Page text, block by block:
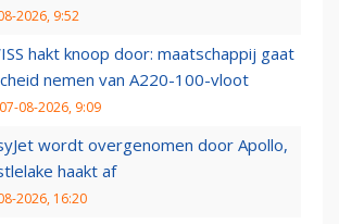
2026, 9:52
hakt knoop door: maatschappij gaat
nemen van A220-100-vloot
07-08-2026, 9:09
wordt overgenomen door Apollo,
haakt af
2026, 16:20